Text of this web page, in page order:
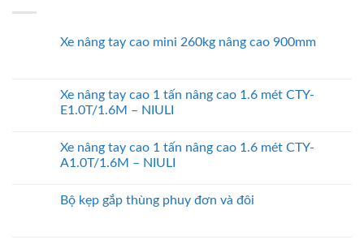
Xe nâng tay cao mini 260kg nâng cao 900mm
Xe nâng tay cao 1 tấn nâng cao 1.6 mét CTY-
E1.0T/1.6M – NIULI
Xe nâng tay cao 1 tấn nâng cao 1.6 mét CTY-
A1.0T/1.6M – NIULI
Bộ kẹp gắp thùng phuy đơn và đôi